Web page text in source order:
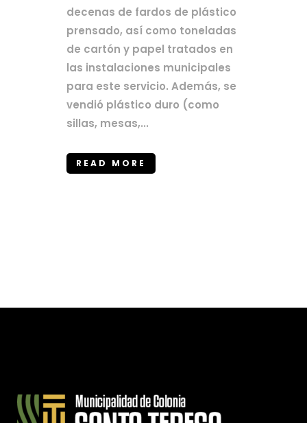
decenas de fardos de plástico
prensado, así como toneladas
de cartón y papel tratados en
las instalaciones municipales
para este servicio. Además, se
vendió plástico duro (como
sillas, mesas,...
READ MORE